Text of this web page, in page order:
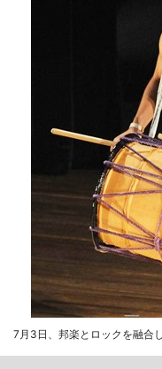
7月3日、邦楽とロックを融合